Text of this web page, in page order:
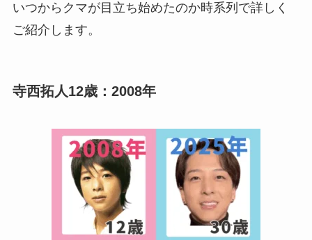
いつからクマが目立ち始めたのか時系列で詳しく
ご紹介します。
寺西拓人12歳：2008年